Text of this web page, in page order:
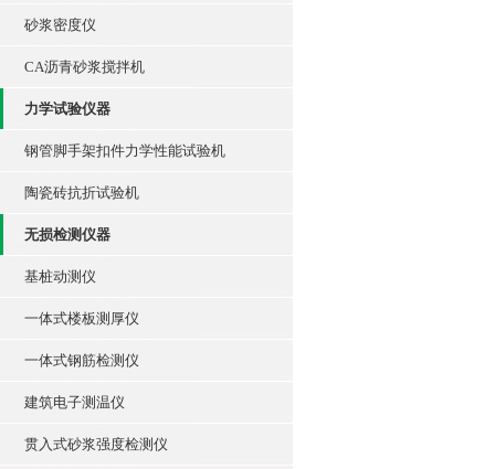
砂浆密度仪
CA沥青砂浆搅拌机
力学试验仪器
钢管脚手架扣件力学性能试验机
陶瓷砖抗折试验机
无损检测仪器
基桩动测仪
一体式楼板测厚仪
一体式钢筋检测仪
建筑电子测温仪
贯入式砂浆强度检测仪